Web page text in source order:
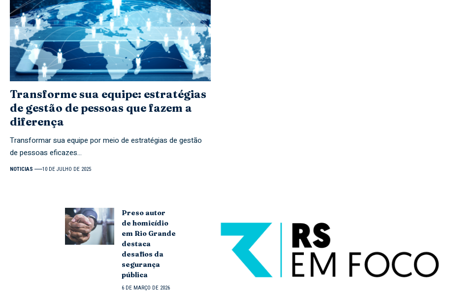
Transforme sua equipe: estratégias
de gestão de pessoas que fazem a
diferença
Transformar sua equipe por meio de estratégias de gestão
de pessoas eficazes…
NOTICIAS 10 DE JULHO DE 2025
Preso autor
de homicídio
em Rio Grande
destaca
desafios da
segurança
pública
6 DE MARÇO DE 2026